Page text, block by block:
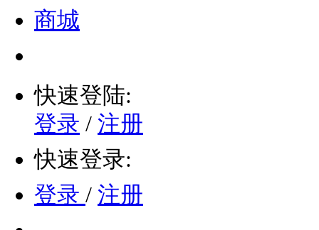
商城
快速登陆:
登录 / 注册
快速登录:
登录 / 注册